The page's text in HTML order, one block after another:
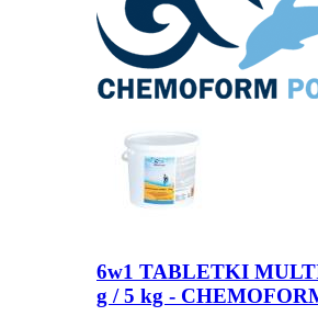
6w1 TABLETKI
g / 5 kg -